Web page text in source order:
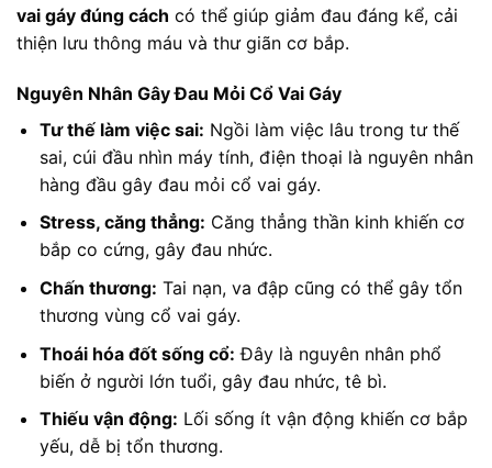
vai gáy đúng cách có thể giúp giảm đau đáng kể, cải
thiện lưu thông máu và thư giãn cơ bắp.
Nguyên Nhân Gây Đau Mỏi Cổ Vai Gáy
Tư thế làm việc sai: Ngồi làm việc lâu trong tư thế
sai, cúi đầu nhìn máy tính, điện thoại là nguyên nhân
hàng đầu gây đau mỏi cổ vai gáy.
Stress, căng thẳng: Căng thẳng thần kinh khiến cơ
bắp co cứng, gây đau nhức.
Chấn thương: Tai nạn, va đập cũng có thể gây tổn
thương vùng cổ vai gáy.
Thoái hóa đốt sống cổ: Đây là nguyên nhân phổ
biến ở người lớn tuổi, gây đau nhức, tê bì.
Thiếu vận động: Lối sống ít vận động khiến cơ bắp
yếu, dễ bị tổn thương.